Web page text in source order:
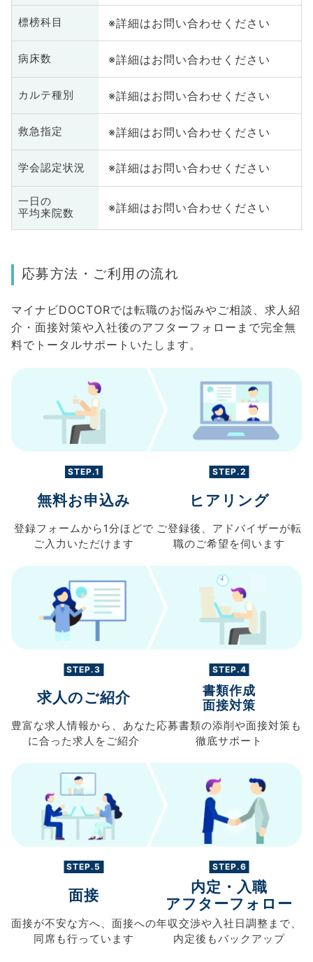
標榜科目 ※詳細はお問い合わせください
病床数 ※詳細はお問い合わせください
カルテ種別 ※詳細はお問い合わせください
救急指定 ※詳細はお問い合わせください
学会認定状況 ※詳細はお問い合わせください
一日の
平均来院数
※詳細はお問い合わせください
応募方法・ご利用の流れ
マイナビDOCTORでは転職のお悩みやご相談、求人紹
介・面接対策や入社後のアフターフォローまで完全無
料でトータルサポートいたします。
STEP.1
無料お申込み
登録フォームから 1分ほどで
ご入力 いただけます
STEP.2
ヒアリング
ご登録後、 アドバイザーが転
職のご希望を伺います
STEP.3
求人のご紹介
豊富な求人情報から、 あなた
に合った求人を ご紹介
STEP.4
書類作成
面接対策
応募書類の添削や面接対策も
徹底サポート
STEP.5
面接
面接が不安な方へ、 面接への
同席も行っています
STEP.6
内定・入職
アフターフォロー
年収交渉や入社日調整まで、
内定後もバックアップ